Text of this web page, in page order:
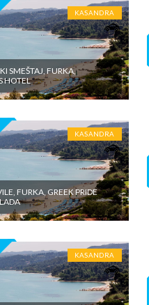
KASANDRA
SMEŠTAJ, FURKA,
HOTEL
KASANDRA
FURKA, GREEK PRIDE
KASANDRA